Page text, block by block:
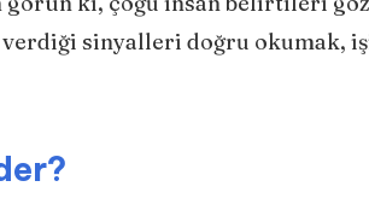
sinyalleri doğru okumak,